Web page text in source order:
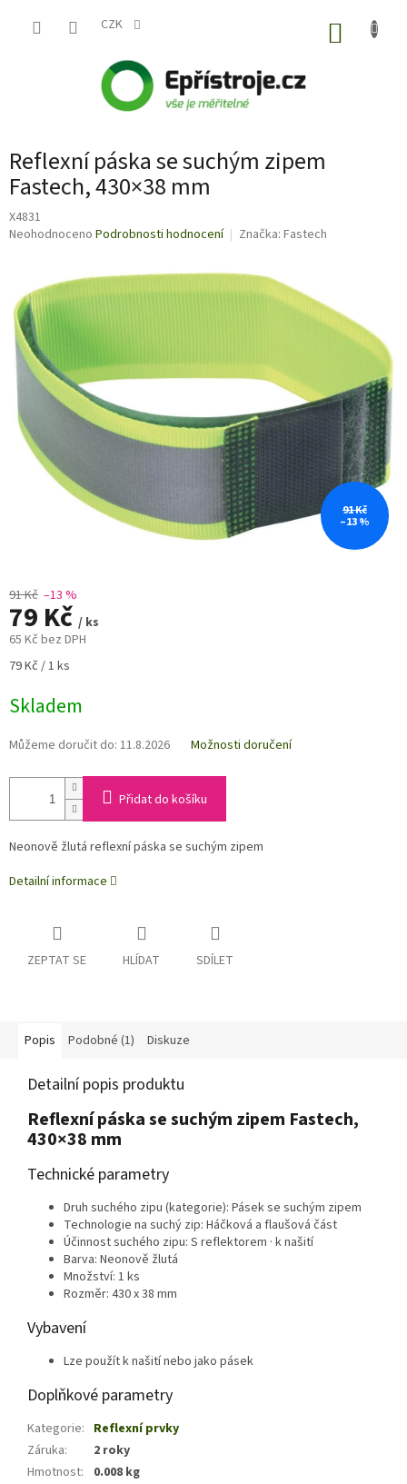
CZK
Reflexní páska se suchým zipem
Fastech, 430×38 mm
X4831
Průměrné
0,0
z
hvězdiček.
Neohodnoceno Podrobnosti hodnocení Značka: Fastech
91 Kč
–13 %
91 Kč –13 %
79 Kč / ks
65 Kč bez DPH
Měrná
79 Kč / 1 ks
Skladem
Můžeme doručit do: 11.8.2026 Možnosti doručení
Přidat do košíku
Neonově žlutá reflexní páska se suchým zipem
Detailní informace
ZEPTAT SE HLÍDAT SDÍLET
Popis Podobné (1) Diskuze
Detailní popis produktu
Reflexní páska se suchým zipem Fastech,
430×38 mm
Technické parametry
Druh suchého zipu (kategorie): Pásek se suchým zipem
Technologie na suchý zip: Háčková a flaušová část
Účinnost suchého zipu: S reflektorem · k našití
Barva: Neonově žlutá
Množství: 1 ks
Rozměr: 430 x 38 mm
Vybavení
Lze použít k našití nebo jako pásek
Doplňkové parametry
Kategorie: Reflexní prvky
Záruka:
2 roky
Hmotnost:
0.008 kg